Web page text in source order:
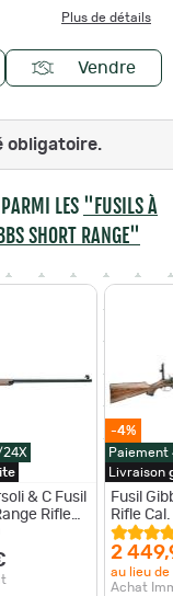
Plus de détails
Vendre
obligatoire.
LES "FUSILS À
SHORT RANGE"
& C Fusil
Rifle
-4%
Livraison
Fusil
Rifle
2
au lieu de
Achat